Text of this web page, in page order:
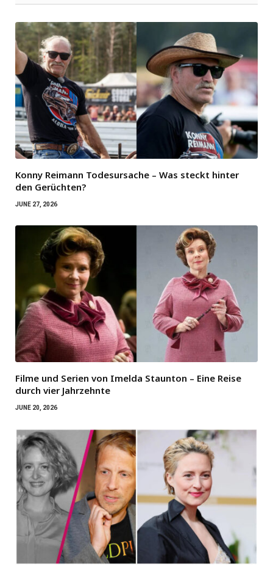
Konny Reimann Todesursache – Was steckt hinter
den Gerüchten?
JUNE 27, 2026
Filme und Serien von Imelda Staunton – Eine Reise
durch vier Jahrzehnte
JUNE 20, 2026